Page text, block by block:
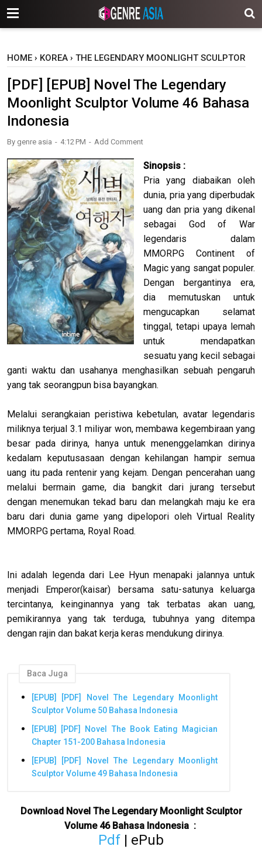
-->
HOME › KOREA › THE LEGENDARY MOONLIGHT SCULPTOR
[PDF] [EPUB] Novel The Legendary
Moonlight Sculptor Volume 46 Bahasa
Indonesia
By genre asia 4:12 PM Add Comment
Sinopsis :
Pria yang diabaikan oleh
dunia, pria yang diperbudak
uang dan pria yang dikenal
sebagai God of War
legendaris dalam
MMORPG Continent of
Magic yang sangat populer.
Dengan bergantinya era,
dia memutuskan untuk
mengucapkan selamat
tinggal, tetapi upaya lemah
untuk mendapatkan
sesuatu yang kecil sebagai
ganti waktu dan usahanya menghasilkan sebuah pengaruh
yang tak seorangpun bisa bayangkan.
Melalui serangkaian peristiwa kebetulan, avatar legendaris
miliknya terjual 3.1 miliyar won, membawa kegembiraan yang
besar pada dirinya, hanya untuk menenggelamkan dirinya
kedalam keputusasaan dengan kehilangan hampir semua
uang itu pada rentenir yang kejam. Dengan pencerahan uang
melalui bermain game, dia bangkit dari jurang tersebut
dengan menemukan tekad baru dan melangkah maju ke era
baru dari dunia game yang dipelopori oleh Virtual Reality
MMORPG pertama, Royal Road.
Ini adalah legenda dari Lee Hyun menapaki jalannya untuk
menjadi Emperor(kaisar) bersama satu-satunya keluarga
tercintanya, keinginannya yang tak terbatas akan uang,
pemikirannya yang tak terduga, tubuhnya yang ditempa
dengan rajin dan bakat kerja keras mendukung dirinya.
Baca Juga
[EPUB] [PDF] Novel The Legendary Moonlight
Sculptor Volume 50 Bahasa Indonesia
[EPUB] [PDF] Novel The Book Eating Magician
Chapter 151-200 Bahasa Indonesia
[EPUB] [PDF] Novel The Legendary Moonlight
Sculptor Volume 49 Bahasa Indonesia
Download Novel The Legendary Moonlight Sculptor
Volume 46 Bahasa Indonesia :
Pdf | ePub